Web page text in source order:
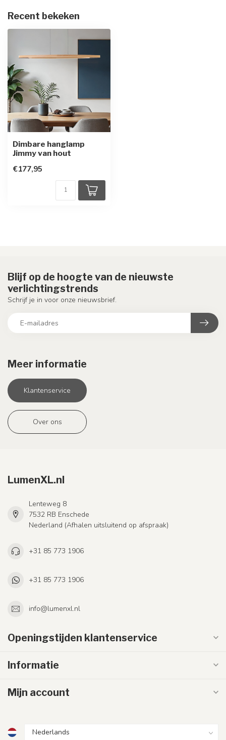
Recent bekeken
Dimbare hanglamp
Jimmy van hout
€177,95
Meer informatie
Klantenservice
Over ons
Blijf op de hoogte van de nieuwste
verlichtingstrends
Schrijf je in voor onze nieuwsbrief.
LumenXL.nl
Lenteweg 8
7532 RB Enschede
Nederland (Afhalen uitsluitend op afspraak)
+31 85 773 1906
+31 85 773 1906
info@lumenxl.nl
Openingstijden klantenservice
Informatie
Mijn account